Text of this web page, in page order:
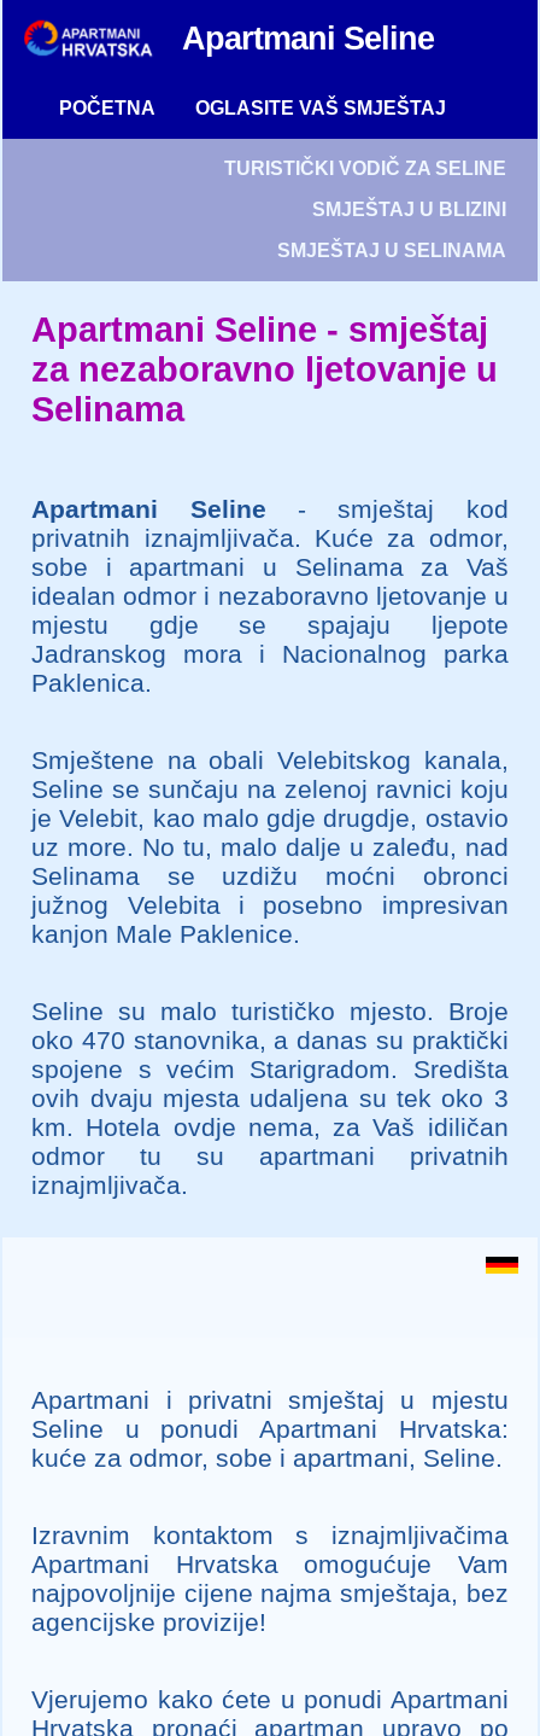
Apartmani Seline
POČETNA OGLASITE VAŠ SMJEŠTAJ
TURISTIČKI VODIČ ZA SELINE
SMJEŠTAJ U BLIZINI
SMJEŠTAJ U SELINAMA
Apartmani Seline - smještaj
za nezaboravno ljetovanje u
Selinama
Apartmani Seline - smještaj kod
privatnih iznajmljivača. Kuće za odmor,
sobe i apartmani u Selinama za Vaš
idealan odmor i nezaboravno ljetovanje u
mjestu gdje se spajaju ljepote
Jadranskog mora i Nacionalnog parka
Paklenica.
Smještene na obali Velebitskog kanala,
Seline se sunčaju na zelenoj ravnici koju
je Velebit, kao malo gdje drugdje, ostavio
uz more. No tu, malo dalje u zaleđu, nad
Selinama se uzdižu moćni obronci
južnog Velebita i posebno impresivan
kanjon Male Paklenice.
Seline su malo turističko mjesto. Broje
oko 470 stanovnika, a danas su praktički
spojene s većim Starigradom. Središta
ovih dvaju mjesta udaljena su tek oko 3
km. Hotela ovdje nema, za Vaš idiličan
odmor tu su apartmani privatnih
iznajmljivača.
Apartmani i privatni smještaj u mjestu
Seline u ponudi Apartmani Hrvatska:
kuće za odmor, sobe i apartmani, Seline.
Izravnim kontaktom s iznajmljivačima
Apartmani Hrvatska omogućuje Vam
najpovoljnije cijene najma smještaja, bez
agencijske provizije!
Vjerujemo kako ćete u ponudi Apartmani
Hrvatska pronaći apartman upravo po